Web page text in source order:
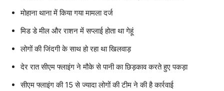
मोहाना थाना में किया गया मामला दर्ज
मिड डे मील और राशन में सप्लाई होता था गेहूं
लोगों की जिंदगी के साथ हो रहा था खिलवाड़
देर रात सीएम फ्लाइंग ने मौके से पानी का छिड़काव करते हुए पकड़ा
सीएम फ्लाइंग की 15 से ज्यादा लोगों की टीम ने की है कार्रवाई